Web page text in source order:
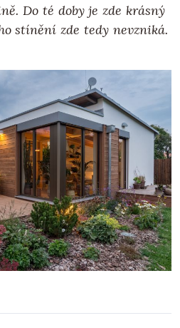
Do té doby je zde krásný
stínění zde tedy nevzniká.